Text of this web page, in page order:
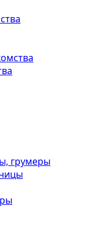
грумеры